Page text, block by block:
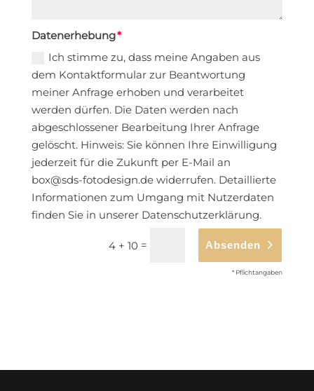
Datenerhebung
Ich stimme zu, dass meine Angaben aus
dem Kontaktformular zur Beantwortung
meiner Anfrage erhoben und verarbeitet
werden dürfen. Die Daten werden nach
abgeschlossener Bearbeitung Ihrer Anfrage
gelöscht. Hinweis: Sie können Ihre Einwilligung
jederzeit für die Zukunft per E-Mail an
box@sds-fotodesign.de widerrufen. Detaillierte
Informationen zum Umgang mit Nutzerdaten
finden Sie in unserer Datenschutzerklärung.
4 + 10= Absenden
* Pflichtangaben